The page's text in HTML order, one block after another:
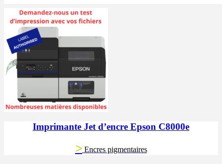
Imprimante Jet d’encre Epson C8000e
> Encres pigmentaires